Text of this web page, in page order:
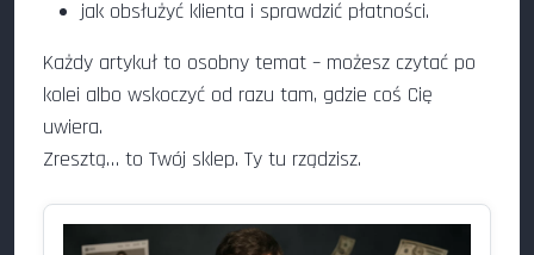
jak obsłużyć klienta i sprawdzić płatności.
Każdy artykuł to osobny temat – możesz czytać po
kolei albo wskoczyć od razu tam, gdzie coś Cię
uwiera.
Zresztą… to Twój sklep. Ty tu rządzisz.